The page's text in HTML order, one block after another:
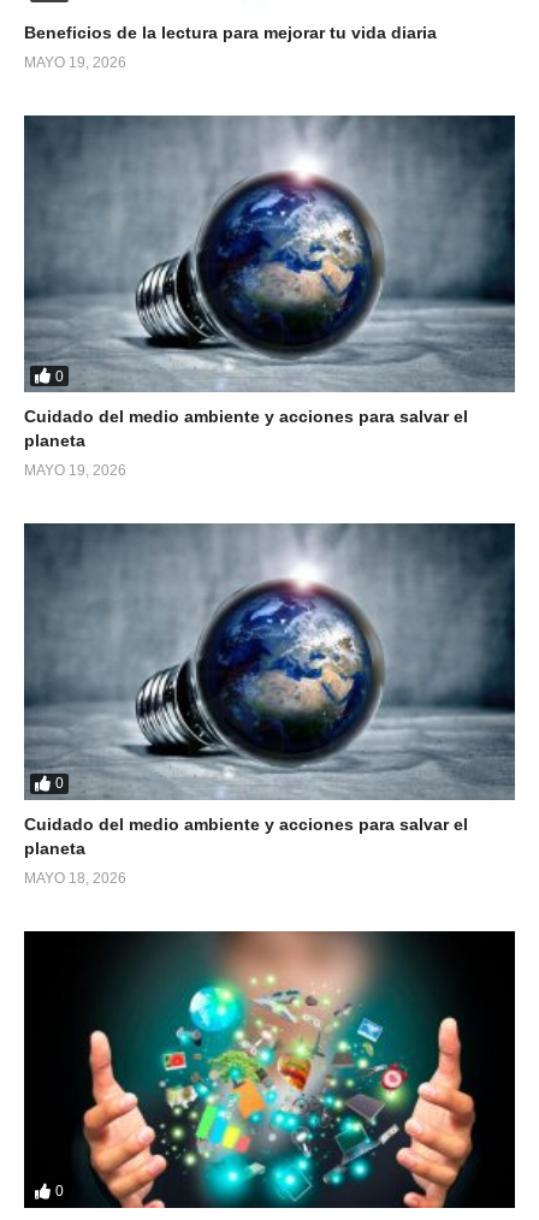
Beneficios de la lectura para mejorar tu vida diaria
MAYO 19, 2026
0
Cuidado del medio ambiente y acciones para salvar el
planeta
MAYO 19, 2026
0
Cuidado del medio ambiente y acciones para salvar el
planeta
MAYO 18, 2026
0